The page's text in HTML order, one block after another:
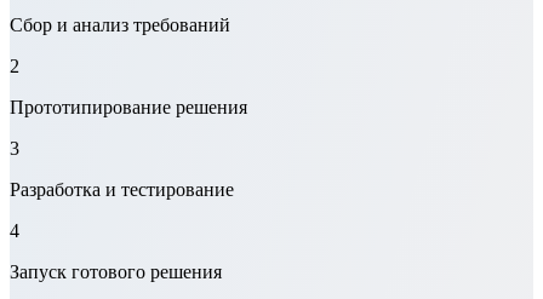
Сбор и анализ требований
2
Прототипирование решения
3
Разработка и тестирование
4
Запуск готового решения